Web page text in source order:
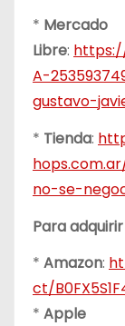
* Mercado
Libre:
A-
gustavo-
* Tienda:
no-se-
Para
* Amazon:
ct/
* Apple